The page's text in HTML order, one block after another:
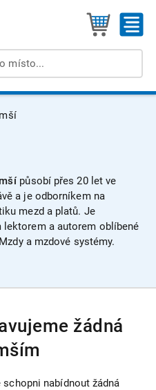
působí přes 20 let ve
a je odborníkem na
mezd a platů. Je
lektorem a autorem oblíbené
a mzdové systémy.
žádná
nabídnout žádná